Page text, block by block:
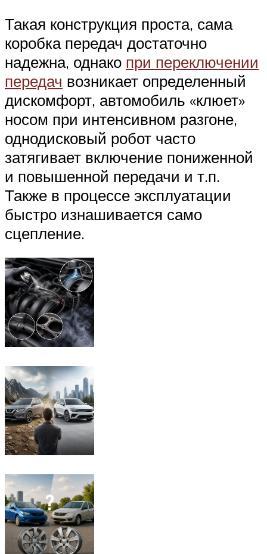
Такая конструкция проста, сама
коробка передач достаточно
надежна, однако при переключении
передач возникает определенный
дискомфорт, автомобиль «клюет»
носом при интенсивном разгоне,
однодисковый робот часто
затягивает включение пониженной
и повышенной передачи и т.п.
Также в процессе эксплуатации
быстро изнашивается само
сцепление.